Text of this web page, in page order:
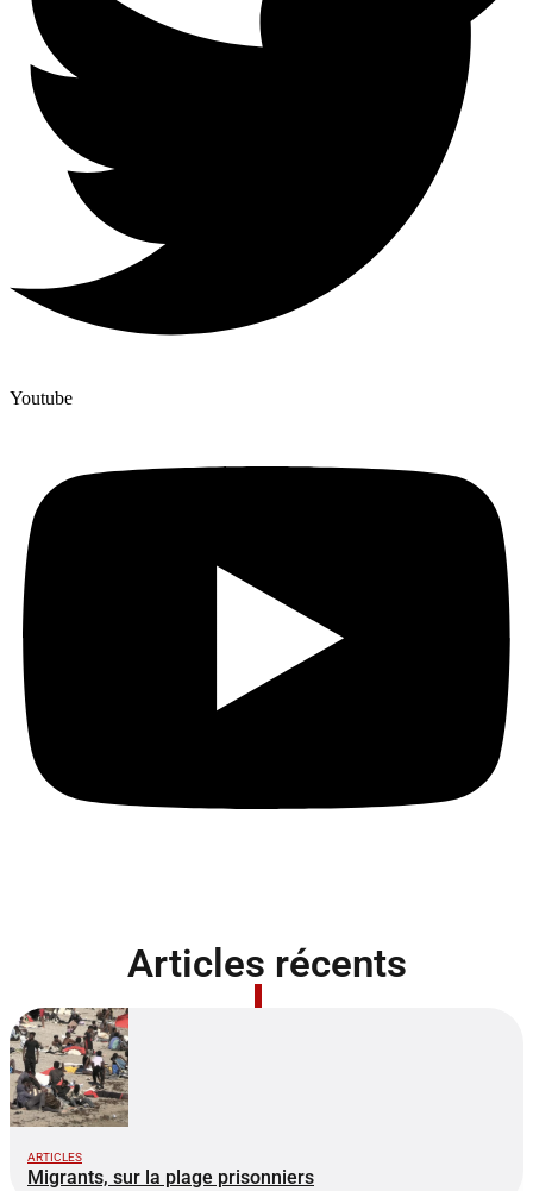
Youtube
Articles récents
ARTICLES
Migrants, sur la plage prisonniers